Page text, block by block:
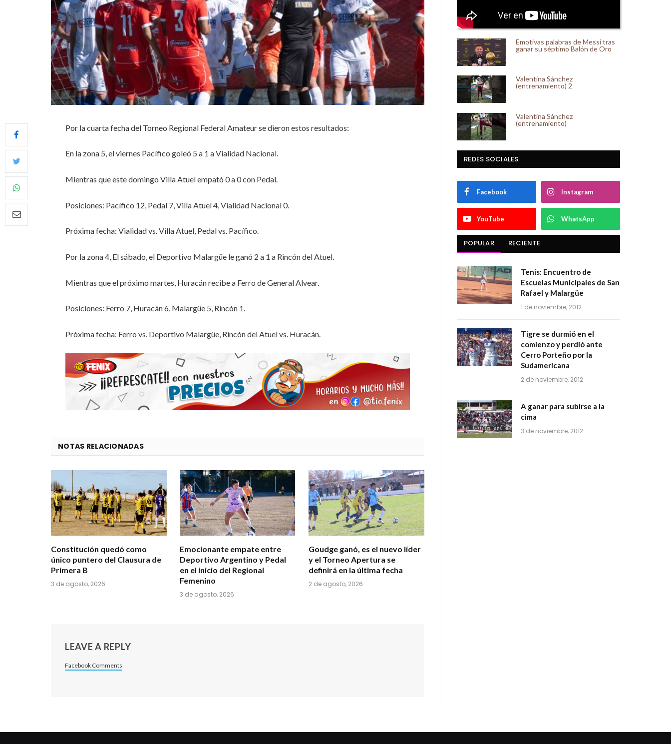
Por la cuarta fecha del Torneo Regional Federal Amateur se dieron estos resultados:
En la zona 5, el viernes Pacífico goleó 5 a 1 a Vialidad Nacional.
Mientras que este domingo Villa Atuel empató 0 a 0 con Pedal.
Posiciones: Pacífico 12, Pedal 7, Villa Atuel 4, Vialidad Nacional 0.
Próxima fecha: Vialidad vs. Villa Atuel, Pedal vs. Pacífico.
Por la zona 4, El sábado, el Deportivo Malargüe le ganó 2 a 1 a Rincón del Atuel.
Mientras que el próximo martes, Huracán recibe a Ferro de General Alvear.
Posiciones: Ferro 7, Huracán 6, Malargüe 5, Rincón 1.
Próxima fecha: Ferro vs. Deportivo Malargüe, Rincón del Atuel vs. Huracán.
NOTAS RELACIONADAS
Constitución quedó como
único puntero del Clausura de
Primera B
3 de agosto, 2026
Emocionante empate entre
Deportivo Argentino y Pedal
en el inicio del Regional
Femenino
3 de agosto, 2026
Goudge ganó, es el nuevo líder
y el Torneo Apertura se
definirá en la última fecha
2 de agosto, 2026
LEAVE A REPLY
Facebook Comments
Emotivas palabras de Messi tras
ganar su séptimo Balón de Oro
Valentina Sánchez
(entrenamiento) 2
Valentina Sánchez
(entrenamiento)
REDES SOCIALES
Facebook Instagram
YouTube WhatsApp
POPULAR RECIENTE
Tenis: Encuentro de
Escuelas Municipales de San
Rafael y Malargüe
1 de noviembre, 2012
Tigre se durmió en el
comienzo y perdió ante
Cerro Porteño por la
Sudamericana
2 de noviembre, 2012
A ganar para subirse a la
cima
3 de noviembre, 2012